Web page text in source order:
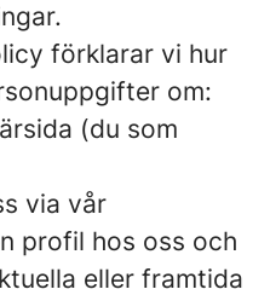
förklarar vi hur
om:
(du som
via vår
profil hos oss och
eller framtida